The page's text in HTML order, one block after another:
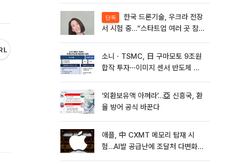
단독
서 시험 중…“스타트업 여러 곳 참
소니ㆍTSMC, 日 구마모토 9조원
합작 투자⋯이미지 센서 반도체 양
‘외환보유액 아껴라’…亞 신흥국, 환
율 방어 공식 바꾼다
애플, 中 CXMT 메모리 탑재 시
험…AI발 공급난에 조달처 다변화